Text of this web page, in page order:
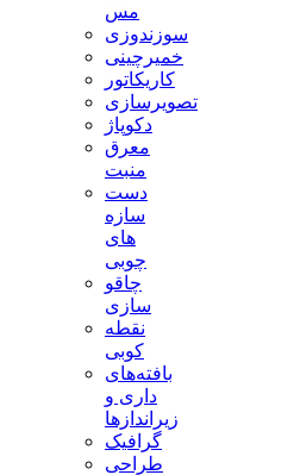
مس
سوزندوزی
خمیرچینی
کاریکاتور
تصویرسازی
دکوپاژ
معرق
منبت
دست
سازه
های
چوبی
چاقو
سازی
نقطه
کوبی
بافته‌های
داری و
زیراندازها
گرافیک
طراحی